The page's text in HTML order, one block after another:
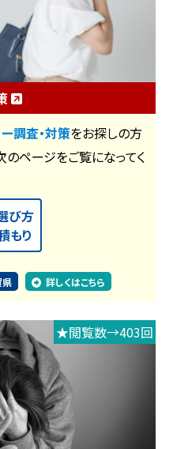
調査・対策をお探しの方
のページをご覧になってく
び方
もり
県 詳しくはこちら
★閲覧数→403回